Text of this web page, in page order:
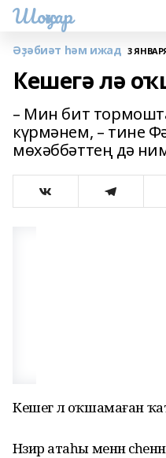
Шоңҡар
Әҙәбиәт һәм ижад 3
Кешегә лә
– Мин бит
күрмәнем, – тине
мөхәббәттең дә
Кешегә лә оҡшамаған
Нәзирә атаһы менән